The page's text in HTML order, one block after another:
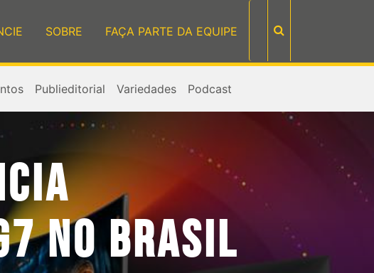
SOBRE FAÇA PARTE DA EQUIPE
Publieditorial Variedades Podcast
NO BRASIL